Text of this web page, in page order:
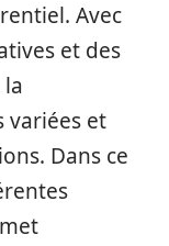
Avec
et des
variées et
Dans ce